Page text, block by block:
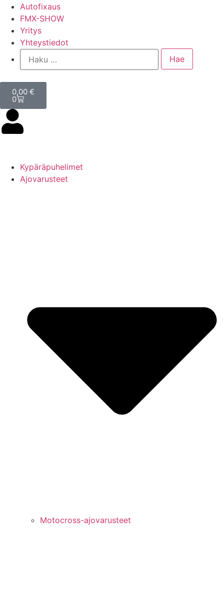
Autofixaus
FMX-SHOW
Yritys
Yhteystiedot
0,00 €
0
Kypäräpuhelimet
Ajovarusteet
Motocross-ajovarusteet